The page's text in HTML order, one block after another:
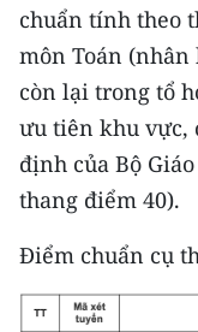
RADIO
MEDIA CENTER
E-Magazine
Video
Media Chính trị
Media Kinh tế
chuẩn tính theo
môn Toán (nhân
còn lại trong tổ
ưu tiên khu vực,
định của Bộ
thang điểm 40).
Điểm chuẩn cụ